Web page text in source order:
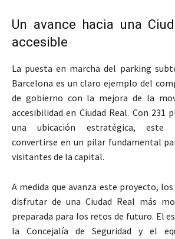
Un avance hacia una
accesible
La puesta en marcha del parking
Barcelona es un claro ejemplo del
de gobierno con la mejora de la
accesibilidad en Ciudad Real. Con 231
una ubicación estratégica, este
convertirse en un pilar fundamental
visitantes de la capital.
A medida que avanza este proyecto,
disfrutar de una Ciudad Real más
preparada para los retos de futuro. El
la Concejalía de Seguridad y el